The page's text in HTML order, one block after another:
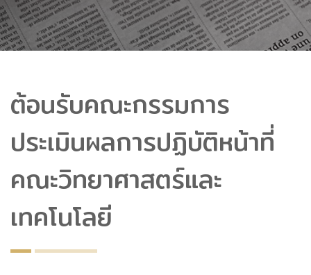
ต้อนรับคณะกรรมการ
ประเมินผลการปฏิบัติหน้าที่
คณะวิทยาศาสตร์และ
เทคโนโลยี